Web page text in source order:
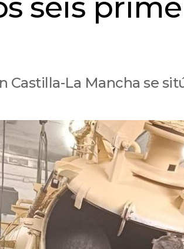
seis
Castilla-La Mancha se